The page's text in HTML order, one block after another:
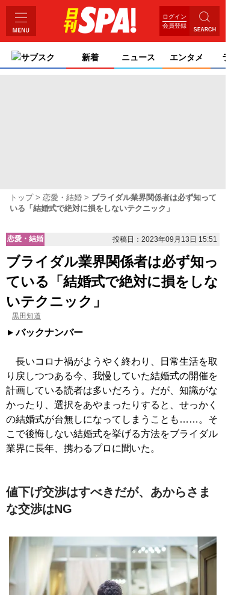
ログイン
会員登録
サブスク 新着 ニュース エンタメ
トップ 恋愛・結婚
ブライダル業界関係者は必ず知って
いる「結婚式で絶対に損をしないテクニック」
恋愛・結婚 投稿日：2023年09月13日 15:51
ブライダル業界関係者は必ず知っ
ている「結婚式で絶対に損をしな
いテクニック」
黒田知道
バックナンバー
長いコロナ禍がようやく終わり、日常生活を取
り戻しつつある今、我慢していた結婚式の開催を
計画している読者は多いだろう。だが、知識がな
かったり、選択をあやまったりすると、せっかく
の結婚式が台無しになってしまうことも……。そ
こで後悔しない結婚式を挙げる方法をブライダル
業界に長年、携わるプロに聞いた。
値下げ交渉はすべきだが、あからさま
な交渉はNG